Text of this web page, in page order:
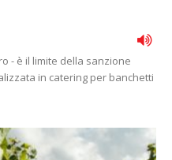
- è il limite della sanzione
in catering per banchetti